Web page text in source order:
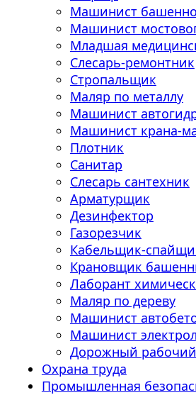
Машинист
Машинист
Младшая
Слесарь-ремонтник
Стропальщик
Маляр по металлу
Машинист
Машинист крана-
Плотник
Санитар
Слесарь сантехник
Арматурщик
Дезинфектор
Газорезчик
Кабельщик-
Крановщик
Лаборант
Маляр по дереву
Машинист
Машинист
Дорожный рабочий
Охрана труда
Промышленная